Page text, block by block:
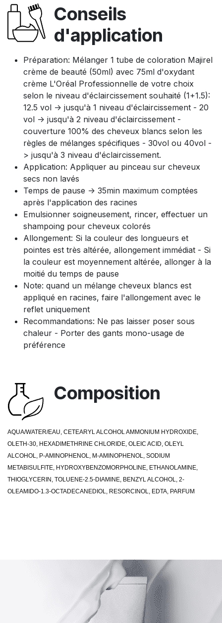
Conseils
d'application
Préparation: Mélanger 1 tube de coloration Majirel
crème de beauté (50ml) avec 75ml d'oxydant
crème L'Oréal Professionnelle de votre choix
selon le niveau d'éclaircissement souhaité (1+1.5):
12.5 vol -> jusqu'à 1 niveau d'éclaircissement - 20
vol -> jusqu'à 2 niveau d'éclaircissement -
couverture 100% des cheveux blancs selon les
règles de mélanges spécifiques - 30vol ou 40vol -
> jusqu'à 3 niveau d'éclaircissement.
Application: Appliquer au pinceau sur cheveux
secs non lavés
Temps de pause -> 35min maximum comptées
après l'application des racines
Emulsionner soigneusement, rincer, effectuer un
shampoing pour cheveux colorés
Allongement: Si la couleur des longueurs et
pointes est très altérée, allongement immédiat - Si
la couleur est moyennement altérée, allonger à la
moitié du temps de pause
Note: quand un mélange cheveux blancs est
appliqué en racines, faire l'allongement avec le
reflet uniquement
Recommandations: Ne pas laisser poser sous
chaleur - Porter des gants mono-usage de
préférence
Composition
AQUA/WATER/EAU, CETEARYL ALCOHOL AMMONIUM HYDROXIDE,
OLETH-30, HEXADIMETHRINE CHLORIDE, OLEIC ACID, OLEYL
ALCOHOL, P-AMINOPHENOL, M-AMINOPHENOL, SODIUM
METABISULFITE, HYDROXYBENZOMORPHOLINE, ETHANOLAMINE,
THIOGLYCERIN, TOLUENE-2.5-DIAMINE, BENZYL ALCOHOL, 2-
OLEAMIDO-1.3-OCTADECANEDIOL, RESORCINOL, EDTA, PARFUM